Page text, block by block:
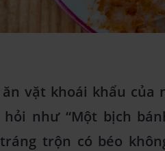
vặt khoái khẩu của
như “Một bịch
trộn có béo